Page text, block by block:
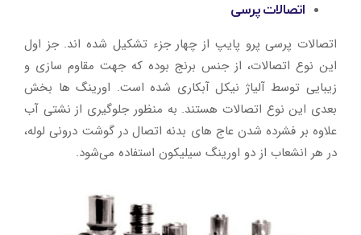
اتصالات پرسی
اتصالات پرسی پرو پایپ از چهار جزء تشکیل شده اند. جز اول
این نوع اتصالات، از جنس برنج بوده که جهت مقاوم سازی و
زیبایی توسط آلیاژ نیکل آبکاری شده است. اورینگ ها بخش
بعدی این نوع اتصالات هستند. به منظور جلوگیری از نشتی آب
علاوه بر فشرده شدن عاج های بدنه اتصال در گوشت درونی لوله،
در هر انشعاب از دو اورینگ سیلیکون استفاده می‌شود.